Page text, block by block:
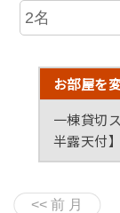
＜艸花で過ご
何をせずとも
アフタヌーン
とともに、
開放的な湖の
い。
ディナータイ
お部屋を
一棟貸切
半露天付】
【ツイン+１
平米／禁煙）